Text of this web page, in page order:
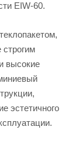
EIW-60.
строгим
высокие
эстетичного